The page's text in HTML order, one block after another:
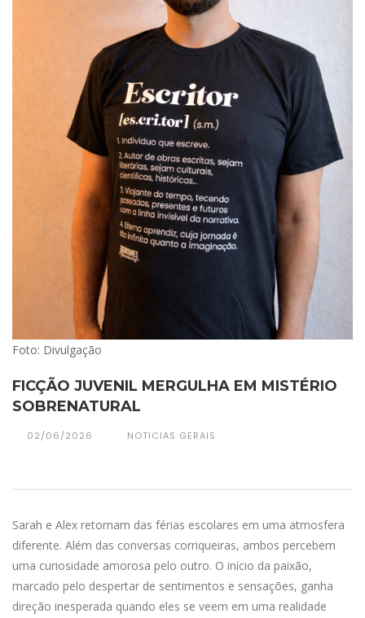
Foto: Divulgação
FICÇÃO JUVENIL MERGULHA EM MISTÉRIO
SOBRENATURAL
02/06/2026 NOTICIAS GERAIS
Sarah e Alex retornam das férias escolares em uma atmosfera
diferente. Além das conversas corriqueiras, ambos percebem
uma curiosidade amorosa pelo outro. O início da paixão,
marcado pelo despertar de sentimentos e sensações, ganha
direção inesperada quando eles se veem em uma realidade